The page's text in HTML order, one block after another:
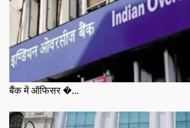
बैंक में ऑफिसर �...